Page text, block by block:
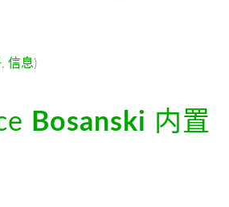
, 信息)
Bosanski 内置